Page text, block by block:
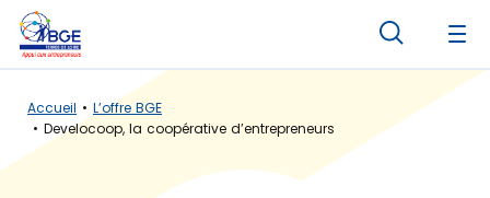
Accueil
L’offre BGE
Develocoop, la coopérative d’entrepreneurs
Panneau de gestion des cookies